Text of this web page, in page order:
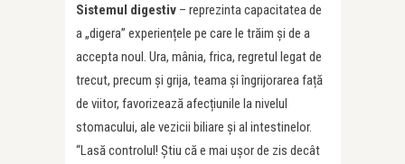
Sistemul digestiv – reprezinta capacitatea de
a „digera” experiențele pe care le trăim și de a
accepta noul. Ura, mânia, frica, regretul legat de
trecut, precum și grija, teama și îngrijorarea față
de viitor, favorizează afecțiunile la nivelul
stomacului, ale vezicii biliare și al intestinelor.
“Lasă controlul! Știu că e mai ușor de zis decât